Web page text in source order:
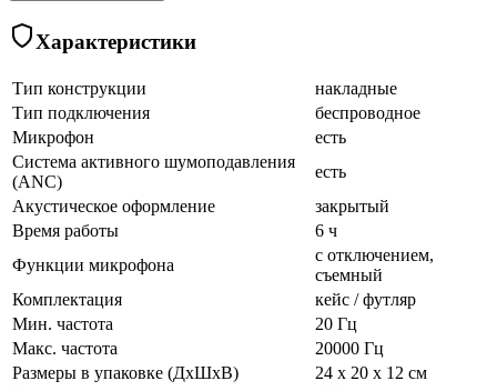
Характеристики
Тип конструкции
накладные
Тип подключения
беспроводное
Микрофон
есть
Система активного шумоподавления
(ANC)
есть
Акустическое оформление
закрытый
Время работы
6 ч
Функции микрофона
с отключением,
съемный
Комплектация
кейс / футляр
Мин. частота
20 Гц
Макс. частота
20000 Гц
Размеры в упаковке (ДхШхВ)
24 x 20 x 12 см